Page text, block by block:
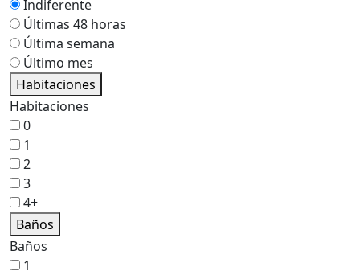
Indiferente
Últimas 48 horas
Última semana
Último mes
Habitaciones
Habitaciones
0
1
2
3
4+
Baños
Baños
1